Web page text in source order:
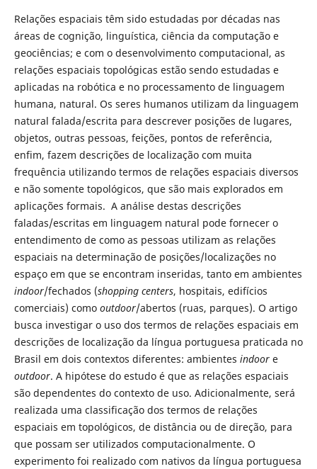
Relações espaciais têm sido estudadas por décadas nas
áreas de cognição, linguística, ciência da computação e
geociências; e com o desenvolvimento computacional, as
relações espaciais topológicas estão sendo estudadas e
aplicadas na robótica e no processamento de linguagem
humana, natural. Os seres humanos utilizam da linguagem
natural falada/escrita para descrever posições de lugares,
objetos, outras pessoas, feições, pontos de referência,
enfim, fazem descrições de localização com muita
frequência utilizando termos de relações espaciais diversos
e não somente topológicos, que são mais explorados em
aplicações formais. A análise destas descrições
faladas/escritas em linguagem natural pode fornecer o
entendimento de como as pessoas utilizam as relações
espaciais na determinação de posições/localizações no
espaço em que se encontram inseridas, tanto em ambientes
indoor/fechados (shopping centers, hospitais, edifícios
comerciais) como outdoor/abertos (ruas, parques). O artigo
busca investigar o uso dos termos de relações espaciais em
descrições de localização da língua portuguesa praticada no
Brasil em dois contextos diferentes: ambientes indoore
outdoor. A hipótese do estudo é que as relações espaciais
são dependentes do contexto de uso. Adicionalmente, será
realizada uma classificação dos termos de relações
espaciais em topológicos, de distância ou de direção, para
que possam ser utilizados computacionalmente. O
experimento foi realizado com nativos da língua portuguesa